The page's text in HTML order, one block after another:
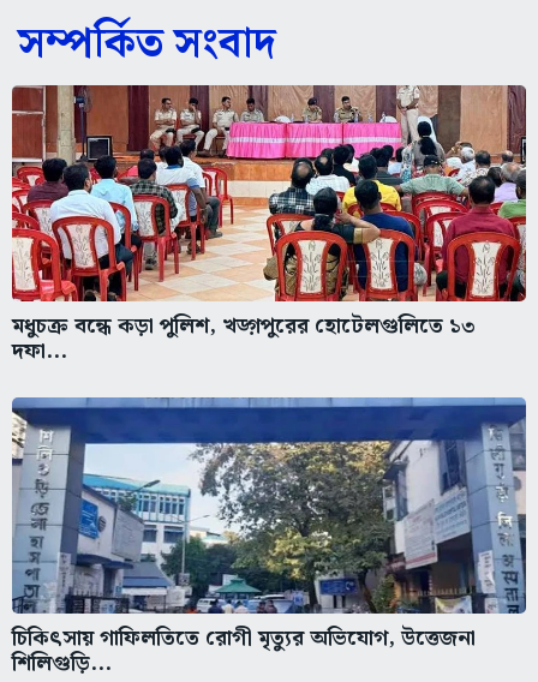
সম্পর্কিত সংবাদ
মধুচক্র বন্ধে কড়া পুলিশ, খড়্গপুরের হোটেলগুলিতে ১৩
দফা...
চিকিৎসায় গাফিলতিতে রোগী মৃত্যুর অভিযোগ, উত্তেজনা
শিলিগুড়ি...